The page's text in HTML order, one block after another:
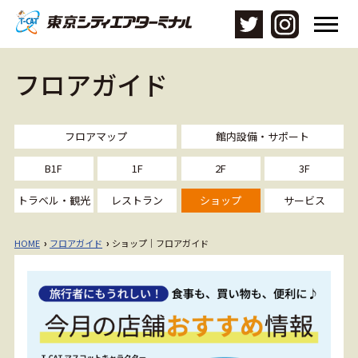
メ
フロアガイド
フロアマップ 館内設備・サポート
B1F 1F 2F 3F
トラベル・観光 レストラン ショップ サービス
HOME › フロアガイド › ショップ｜フロアガイド